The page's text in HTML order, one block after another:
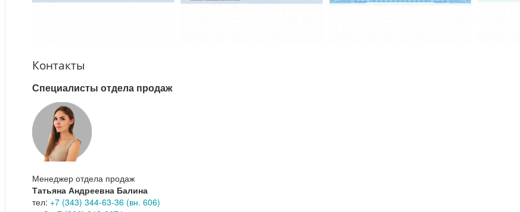
Контакты
Специалисты отдела продаж
Менеджер отдела продаж
Татьяна Андреевна Балина
тел: +7 (343) 344-63-36 (вн. 606)